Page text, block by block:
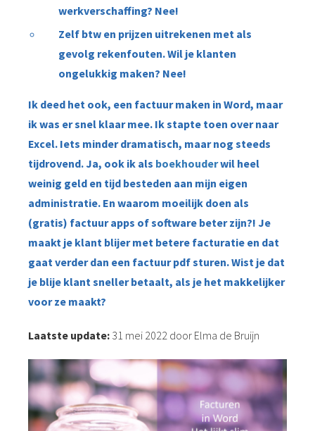
werkverschaffing? Nee!
Zelf btw en prijzen uitrekenen met als
gevolg rekenfouten. Wil je klanten
ongelukkig maken? Nee!
Ik deed het ook, een factuur maken in Word, maar
ik was er snel klaar mee. Ik stapte toen over naar
Excel. Iets minder dramatisch, maar nog steeds
tijdrovend. Ja, ook ik als boekhouderwil heel
weinig geld en tijd besteden aan mijn eigen
administratie. En waarom moeilijk doen als
(gratis) factuur apps of software beter zijn?! Je
maakt je klant blijer met betere facturatie en dat
gaat verder dan een factuur pdf sturen. Wist je dat
je blije klant sneller betaalt, als je het makkelijker
voor ze maakt?
Laatste update: 31 mei 2022 door Elma de Bruijn